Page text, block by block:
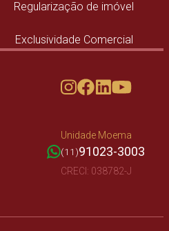
Regularização de imóvel
Exclusividade Comercial
Unidade Moema
(11)91023-3003
CRECI: 038782-J